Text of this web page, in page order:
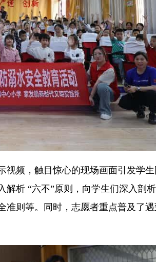
频，触目惊心的现场画面引发学生
析 “六不”原则，向学生们深入剖
则等。同时，志愿者重点普及了